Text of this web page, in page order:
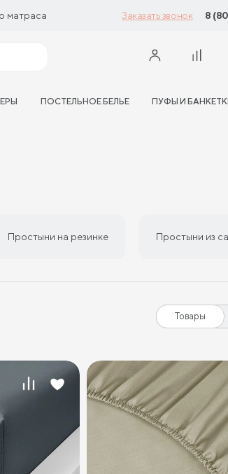
матраса Заказать звонок 8
ПОСТЕЛЬНОЕ БЕЛЬЕ ПУФЫ И
Простыни на резинке Простыни из
Товары